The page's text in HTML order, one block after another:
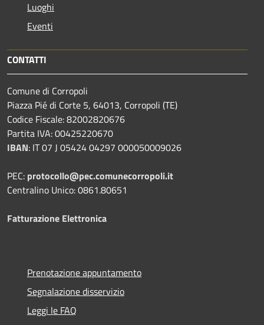
Luoghi
Eventi
CONTATTI
Comune di Corropoli
Piazza Pié di Corte 5, 64013, Corropoli (TE)
Codice Fiscale: 82002820676
Partita IVA: 00425220670
IBAN: IT 07 J 05424 04297 000050009026
PEC: protocollo@pec.comunecorropoli.it
Centralino Unico: 0861.80651
Fatturazione Elettronica
Prenotazione appuntamento
Segnalazione disservizio
Leggi le FAQ